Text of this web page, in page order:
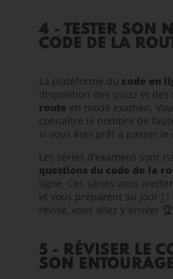
4 - TESTER SON
CODE DE LA
La plateforme du code en
disposition des quizz et des
route en mode examen.
connaître le nombre de
si vous êtes prêt à passer le
Les séries d’examens sont
questions du code de la
ligne. Ces séries vous
et vous préparent au jour J !
révisé, vous allez y arriver 🏆
5 - RÉVISER LE
SON ENTOURAGE